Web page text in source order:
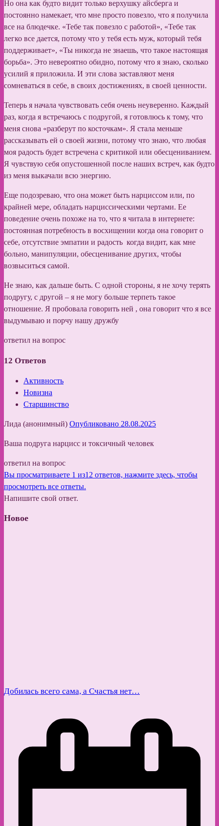
Но она как будто видит только верхушку айсберга и
постоянно намекает, что мне просто повезло, что я получила
все на блюдечке. «Тебе так повезло с работой», «Тебе так
легко все дается, потому что у тебя есть муж, который тебя
поддерживает», «Ты никогда не знаешь, что такое настоящая
борьба». Это невероятно обидно, потому что я знаю, сколько
усилий я приложила. И эти слова заставляют меня
сомневаться в себе, в своих достижениях, в своей ценности.
Теперь я начала чувствовать себя очень неуверенно. Каждый
раз, когда я встречаюсь с подругой, я готовлюсь к тому, что
меня снова «разберут по косточкам». Я стала меньше
рассказывать ей о своей жизни, потому что знаю, что любая
моя радость будет встречена с критикой или обесцениванием.
Я чувствую себя опустошенной после наших встреч, как будто
из меня выкачали всю энергию.
Еще подозреваю, что она может быть нарциссом или, по
крайней мере, обладать нарциссическими чертами. Ее
поведение очень похоже на то, что я читала в интернете:
постоянная потребность в восхищении когда она говорит о
себе, отсутствие эмпатии и радость когда видит, как мне
больно, манипуляции, обесценивание других, чтобы
возвыситься самой.
Не знаю, как дальше быть. С одной стороны, я не хочу терять
подругу, с другой – я не могу больше терпеть такое
отношение. Я пробовала говорить ней , она говорит что я все
выдумываю и порчу нашу дружбу
ответил на вопрос
12 Ответов
Активность
Новизна
Старшинство
Лида (анонимный) Опубликовано 28.08.2025
Ваша подруга нарцисс и токсичный человек
ответил на вопрос
Вы просматриваете 1 из12 ответов, нажмите здесь, чтобы
просмотреть все ответы.
Напишите свой ответ.
Новое
Добилась всего сама, а Счастья нет…